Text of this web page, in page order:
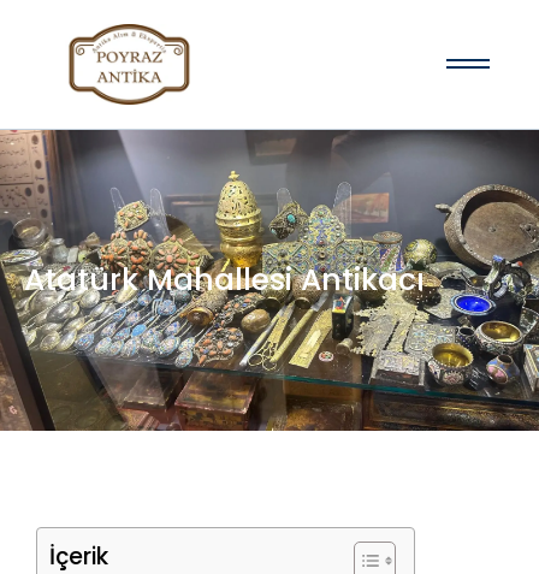
Atatürk Mahallesi Antikacı
İçerik